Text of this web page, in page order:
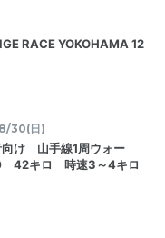
RACE YOKOHAMA 12
30(日)
け 山手線1周ウォー
キロ 時速3～4キロ